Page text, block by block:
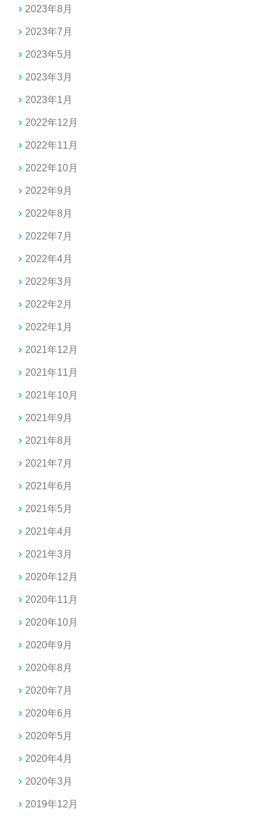
2023年8月
2023年7月
2023年5月
2023年3月
2023年1月
2022年12月
2022年11月
2022年10月
2022年9月
2022年8月
2022年7月
2022年4月
2022年3月
2022年2月
2022年1月
2021年12月
2021年11月
2021年10月
2021年9月
2021年8月
2021年7月
2021年6月
2021年5月
2021年4月
2021年3月
2020年12月
2020年11月
2020年10月
2020年9月
2020年8月
2020年7月
2020年6月
2020年5月
2020年4月
2020年3月
2019年12月